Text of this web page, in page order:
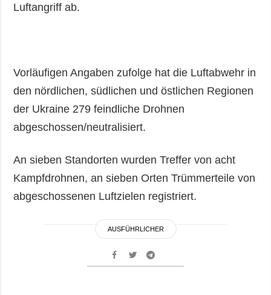
Luftangriff ab.
Vorläufigen Angaben zufolge hat die Luftabwehr in
den nördlichen, südlichen und östlichen Regionen
der Ukraine 279 feindliche Drohnen
abgeschossen/neutralisiert.
An sieben Standorten wurden Treffer von acht
Kampfdrohnen, an sieben Orten Trümmerteile von
abgeschossenen Luftzielen registriert.
AUSFÜHRLICHER